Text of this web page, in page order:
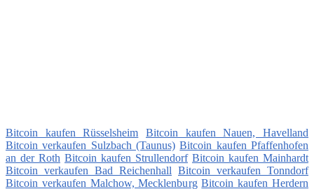
Bitcoin kaufen Rüsselsheim
Bitcoin kaufen Nauen, Havelland
Bitcoin verkaufen Sulzbach (Taunus) Bitcoin kaufen Pfaffenhofen
an der Roth Bitcoin kaufen Strullendorf Bitcoin kaufen Mainhardt
Bitcoin verkaufen Bad Reichenhall Bitcoin verkaufen Tonndorf
Bitcoin verkaufen Malchow, Mecklenburg Bitcoin kaufen Herdern